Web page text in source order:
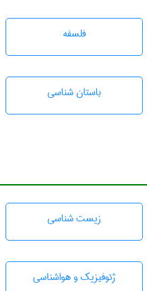
فلسفه
باستان شناسی
زيست شناسی
ژئوفيزيك و هواشناسی